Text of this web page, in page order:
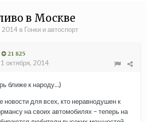
в Москве
2014 в Гонки и автоспорт
21 825
1 октября, 2014
ближе к народу…)
новости для всех, кто неравнодушен к
на своих автомобилях – теперь на